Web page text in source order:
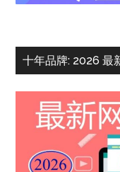
十年品牌: 2026 最